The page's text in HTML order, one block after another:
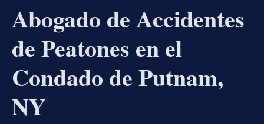
Abogado de Accidentes
de Peatones en el
Condado de Putnam,
NY